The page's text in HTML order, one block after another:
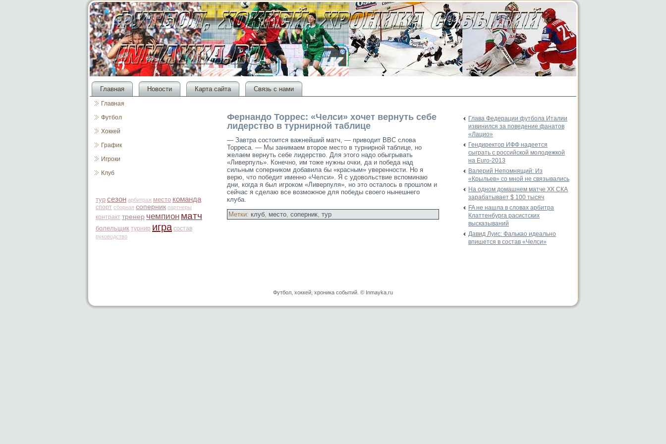
Главная Новости Карта сайта Связь с нами
Главная
Футбол
Хоккей
График
Игроки
Клуб
тур сезон арбитраж место команда
спорт сборная соперник партнеры
контракт тренер чемпион матч
болельщик турнир игра состав
руководство
Фернандо Торрес: «Челси» хочет вернуть себе
лидерство в турнирной таблице
— Завтра состоится важнейший матч, — приводит BBC слова
Торреса. — Мы занимаем второе место в турнирной таблице, но
желаем вернуть себе лидерство. Для этого надо обыгрывать
«Ливерпуль». Конечно, им тоже нужны очки, да и победа над
сильным соперником добавила бы «красным» уверенности. Но я
верю, что победит именно «Челси». Я с удовольствие вспоминаю
дни, когда я был игроком «Ливерпуля», но это осталось в прошлом и
сейчас я сделаю все возможное для победы своего нынешнего
клуба.
Метки: клуб, место, соперник, тур
Глава Федерации футбола Италии
извинился за поведение фанатов
«Лацио»
Гендиректор ИФФ надеется
сыграть с российской молодежкой
на Euro-2013
Валерий Непомнящий: Из
«Крыльев» со мной не связывались
На одном домашнем матче ХК СКА
зарабатывает $ 100 тысяч
FA не нашла в словах арбитра
Клаттенбурга расистских
высказываний
Давид Луис: Фалькао идеально
впишется в состав «Челси»
Футбол, хоккей, хроника событий. © Inmayka.ru